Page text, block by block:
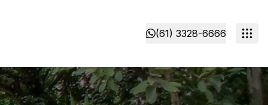
(61) 3328-6666